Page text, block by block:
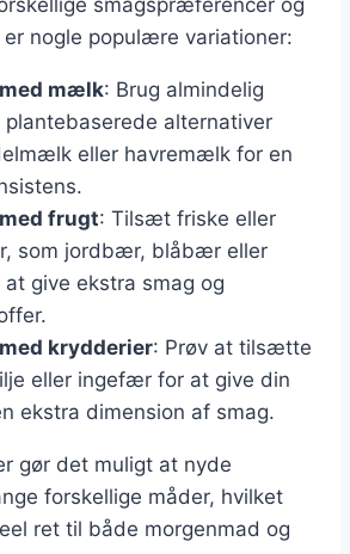
nogle populære variationer:
mælk: Brug almindelig
alternativer
eller havremælk for en
frugt: Tilsæt friske eller
som jordbær, blåbær eller
give ekstra smag og
krydderier: Prøv at tilsætte
eller ingefær for at give din
ekstra dimension af smag.
gør det muligt at nyde
forskellige måder, hvilket
ret til både morgenmad og